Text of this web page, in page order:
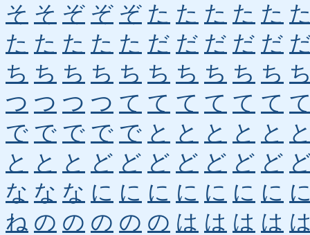
そ そ ぞ ぞ ぞ た た た た た
た た た た た だ だ だ だ だ
ち ち ち ち ち ち ち ち ち ち
つ つ つ つ て て て て て て
で で で で で と と と と と
と と と ど ど ど ど ど ど ど
な な な に に に に に に に
ね の の の の の は は は は